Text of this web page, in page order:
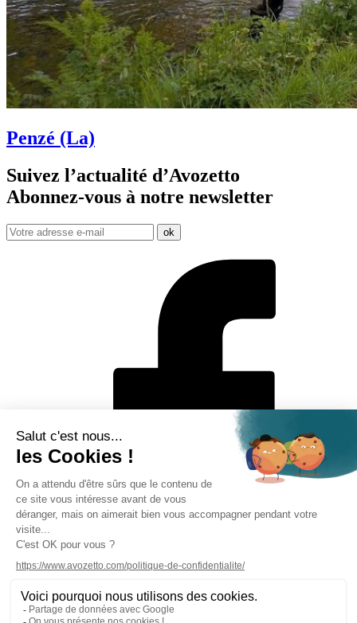
Penzé (La)
Suivez l’actualité d’Avozetto
Abonnez-vous à notre newsletter
Mentions légales
Politique de protection des données personnelles
CGV